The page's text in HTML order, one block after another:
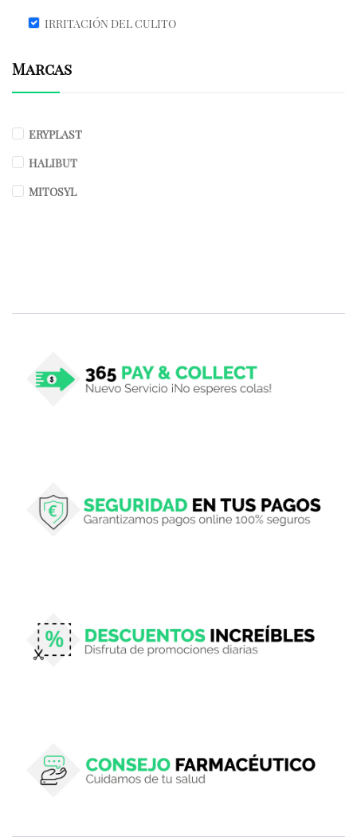
IRRITACIÓN DEL CULITO
Marcas
ERYPLAST
HALIBUT
MITOSYL